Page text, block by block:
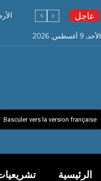
عاجل الأرض
الأحد, 9 أغسطس, 2026
Basculer vers la version française
الرئيسية تشريعيات